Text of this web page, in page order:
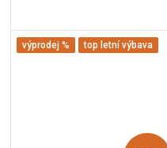
výprodej % top letní výbava